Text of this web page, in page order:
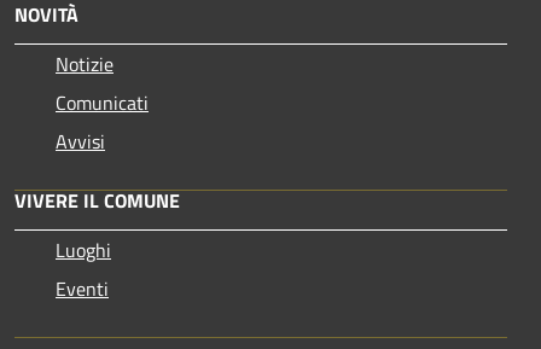
NOVITÀ
Notizie
Comunicati
Avvisi
VIVERE IL COMUNE
Luoghi
Eventi